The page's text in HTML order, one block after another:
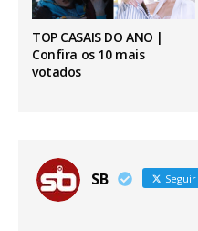
TOP CASAIS DO ANO |
Confira os 10 mais
votados
SB Seguir